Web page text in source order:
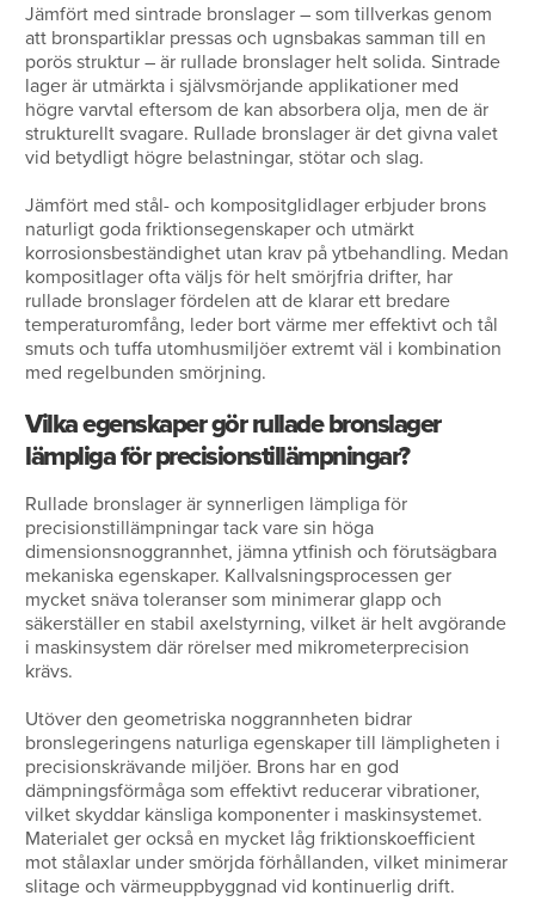
Jämfört med sintrade bronslager – som tillverkas genom
att bronspartiklar pressas och ugnsbakas samman till en
porös struktur – är rullade bronslager helt solida. Sintrade
lager är utmärkta i självsmörjande applikationer med
högre varvtal eftersom de kan absorbera olja, men de är
strukturellt svagare. Rullade bronslager är det givna valet
vid betydligt högre belastningar, stötar och slag.
Jämfört med stål- och kompositglidlager erbjuder brons
naturligt goda friktionsegenskaper och utmärkt
korrosionsbeständighet utan krav på ytbehandling. Medan
kompositlager ofta väljs för helt smörjfria drifter, har
rullade bronslager fördelen att de klarar ett bredare
temperaturomfång, leder bort värme mer effektivt och tål
smuts och tuffa utomhusmiljöer extremt väl i kombination
med regelbunden smörjning.
Vilka egenskaper gör rullade bronslager
lämpliga för precisionstillämpningar?
Rullade bronslager är synnerligen lämpliga för
precisionstillämpningar tack vare sin höga
dimensionsnoggrannhet, jämna ytfinish och förutsägbara
mekaniska egenskaper. Kallvalsningsprocessen ger
mycket snäva toleranser som minimerar glapp och
säkerställer en stabil axelstyrning, vilket är helt avgörande
i maskinsystem där rörelser med mikrometerprecision
krävs.
Utöver den geometriska noggrannheten bidrar
bronslegeringens naturliga egenskaper till lämpligheten i
precisionskrävande miljöer. Brons har en god
dämpningsförmåga som effektivt reducerar vibrationer,
vilket skyddar känsliga komponenter i maskinsystemet.
Materialet ger också en mycket låg friktionskoefficient
mot stålaxlar under smörjda förhållanden, vilket minimerar
slitage och värmeuppbyggnad vid kontinuerlig drift.